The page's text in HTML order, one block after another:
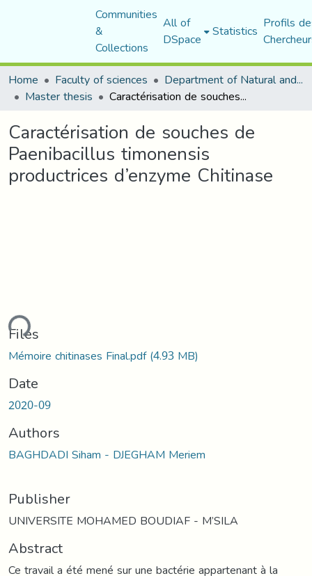
Communities
&
Collections
All of
DSpace Statistics Profils
Home
Faculty of sciences Department of Natural and Life Sciences
Master thesis Caractérisation de souches de Paenibacillus timonensis productrices d’enzyme Chitinase
Caractérisation de souches de
Paenibacillus timonensis
productrices d’enzyme Chitinase
Files
Mémoire chitinases Final.pdf(4.93 MB)
Date
2020-09
Authors
BAGHDADI Siham - DJEGHAM Meriem
Publisher
UNIVERSITE MOHAMED BOUDIAF - M’SILA
Abstract
Ce travail a été mené sur une bactérie appartenant à la